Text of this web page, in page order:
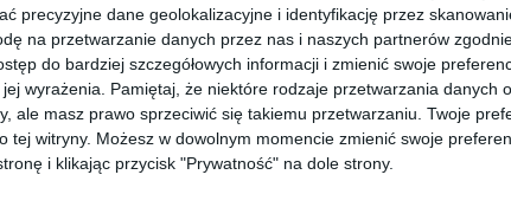
precyzyjne dane geolokalizacyjne i identyfikację przez
na przetwarzanie danych przez nas i naszych partnerów
do bardziej szczegółowych informacji i zmienić swoje
wyrażenia.
Pamiętaj, że niektóre rodzaje przetwarzania danych
ale masz prawo sprzeciwić się takiemu przetwarzaniu. Twoje
tej witryny. Możesz w dowolnym momencie zmienić swoje
i klikając przycisk "Prywatność" na dole strony.
Miejska Wola